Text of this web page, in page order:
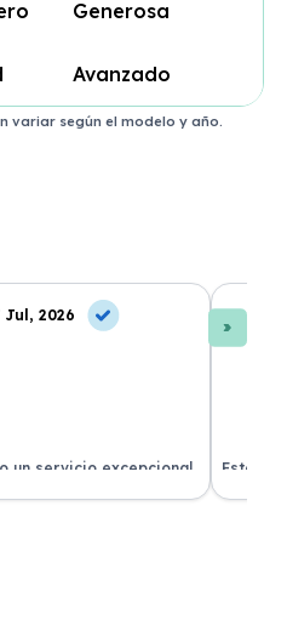
Generosa
Avanzado
variar según el modelo y año.
Jul, 2026
un servicio excepcional.
buena y el coche llegó
Estoy
nuevo y